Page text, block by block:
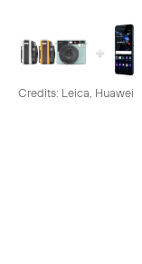
Credits: Leica, Huawei